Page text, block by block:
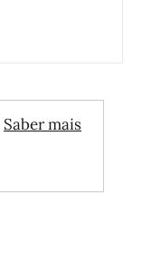
Saber mais